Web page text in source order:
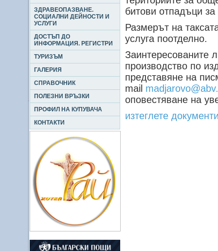
ЗДРАВЕОПАЗВАНЕ.
СОЦИАЛНИ ДЕЙНОСТИ И
УСЛУГИ
ДОСТЪП ДО
ИНФОРМАЦИЯ. РЕГИСТРИ
ТУРИЗЪМ
ГАЛЕРИЯ
СПРАВОЧНИК
ПОЛЕЗНИ ВРЪЗКИ
ПРОФИЛ НА КУПУВАЧА
КОНТАКТИ
битови отпадъци за
Размерът на
услуга поотделно.
Заинтересованите
производство по
представяне на
mail
оповестяване на
изтеглете